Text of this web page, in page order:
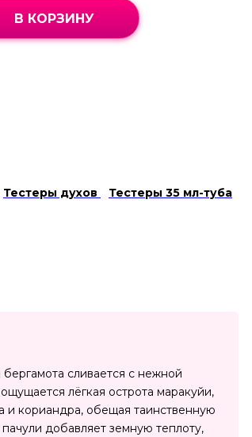
В КОРЗИНУ
Тестеры духов
Тестеры 35 мл-туба
сливается с нежной
лёгкая острота маракуйи,
и кориандра, обещая таинственную
добавляет земную теплоту,